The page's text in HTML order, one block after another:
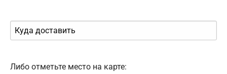
Либо отметьте место на карте: